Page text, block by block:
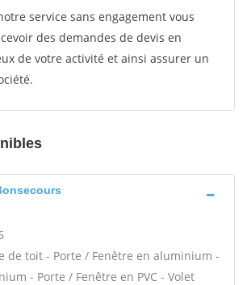
service sans engagement vous
des demandes de devis en
de votre activité et ainsi assurer un
de toit - Porte / Fenêtre en aluminium -
- Porte / Fenêtre en PVC - Volet